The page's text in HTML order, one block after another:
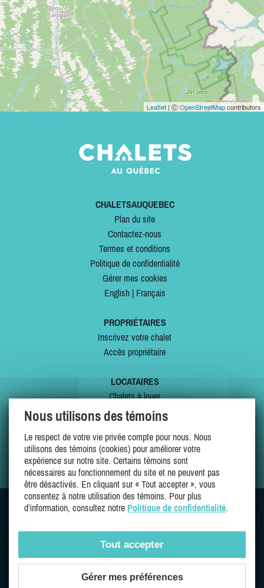
Leaflet | ⒸOpenStreetMapcontributors
CHALETSAUQUEBEC
Plan du site
Contactez-nous
Termes et conditions
Politique de confidentialité
Gérer mes cookies
English| Français
PROPRIÉTAIRES
Inscrivez votre chalet
Accès propriétaire
LOCATAIRES
Chalets à louer
Chalets à vendre
Offres spéciales
Mes favoris
SUIVEZ-NOUS SUR
Une entreprise 100% québécoise et fière de l'être
Nous utilisons des témoins
Le respect de votre vie privée compte pour nous. Nous
utilisons des témoins (cookies) pour améliorer votre
expérience sur notre site. Certains témoins sont
nécessaires au fonctionnement du site et ne peuvent pas
être désactivés. En cliquant sur « Tout accepter », vous
consentez à notre utilisation des témoins. Pour plus
d’information, consultez notre Politique de confidentialité.
Tout accepter
Gérer mes préférences